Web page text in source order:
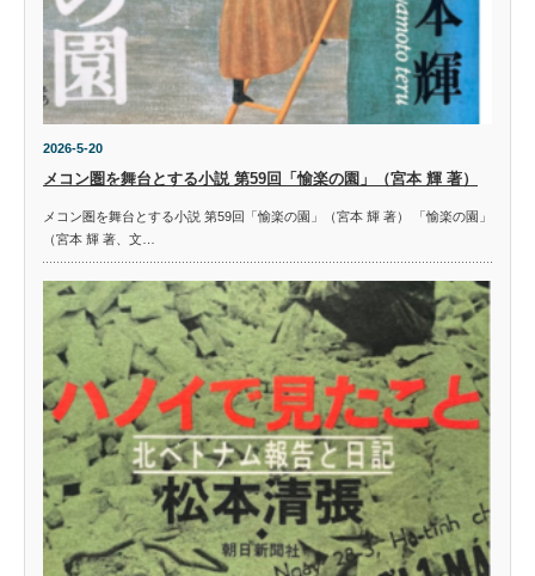
2026-5-20
メコン圏を舞台とする小説 第59回「愉楽の園」（宮本 輝 著）
メコン圏を舞台とする小説 第59回「愉楽の園」（宮本 輝 著） 「愉楽の園」
（宮本 輝 著、文…